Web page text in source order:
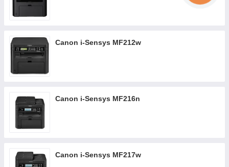
Canon i-Sensys MF212w
Canon i-Sensys MF216n
Canon i-Sensys MF217w